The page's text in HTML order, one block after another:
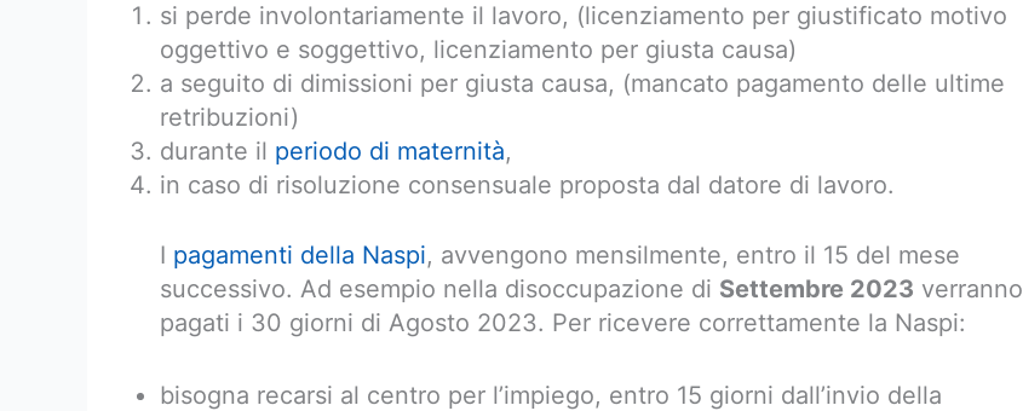
si perde involontariamente il lavoro, (licenziamento per giustificato motivo
oggettivo e soggettivo, licenziamento per giusta causa)
a seguito di dimissioni per giusta causa, (mancato pagamento delle ultime
retribuzioni)
durante il periodo di maternità,
in caso di risoluzione consensuale proposta dal datore di lavoro.
I pagamenti della Naspi, avvengono mensilmente, entro il 15 del mese
successivo. Ad esempio nella disoccupazione di Settembre 2023 verranno
pagati i 30 giorni di Agosto 2023. Per ricevere correttamente la Naspi:
bisogna recarsi al centro per l’impiego, entro 15 giorni dall’invio della